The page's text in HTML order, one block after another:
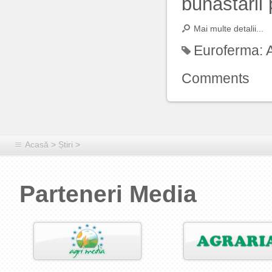
Mai multe detalii...
Euroferma:
Comments
Acasă > Știri >
Parteneri Media